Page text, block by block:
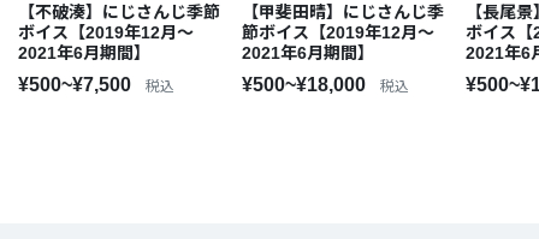
【不破湊】にじさんじ季節
ボイス【2019年12月～
2021年6月期間】
¥500~¥7,500 税込
【甲斐田晴】にじさんじ季
節ボイス【2019年12月～
2021年6月期間】
¥500~¥18,000 税込
【長尾
ボイス【
2021年6